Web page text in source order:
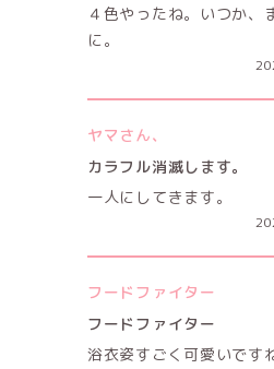
４色やったね。いつか、
に。
ヤマさん、
カラフル消滅します。
一人にしてきます。
フードファイター
フードファイター
浴衣姿すごく可愛いです